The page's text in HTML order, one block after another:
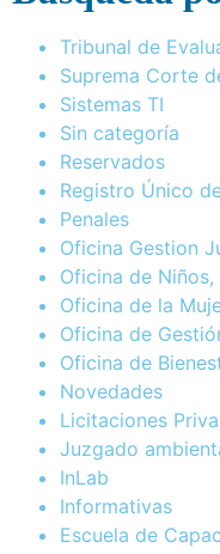
Tribunal de
Suprema Corte
Sistemas TI
Sin categoría
Reservados
Registro Único
Penales
Oficina Gestion
Oficina de
Oficina de la
Oficina de
Oficina de
Novedades
Licitaciones
Juzgado
InLab
Informativas
Escuela de